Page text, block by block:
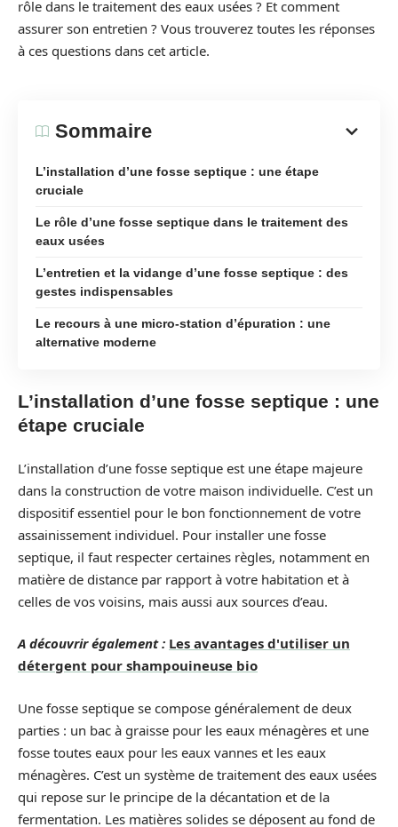
rôle dans le traitement des eaux usées ? Et comment
assurer son entretien ? Vous trouverez toutes les réponses
à ces questions dans cet article.
Sommaire
L’installation d’une fosse septique : une étape
cruciale
Le rôle d’une fosse septique dans le traitement des
eaux usées
L’entretien et la vidange d’une fosse septique : des
gestes indispensables
Le recours à une micro-station d’épuration : une
alternative moderne
L’installation d’une fosse septique : une
étape cruciale
L’installation d’une fosse septique est une étape majeure
dans la construction de votre maison individuelle. C’est un
dispositif essentiel pour le bon fonctionnement de votre
assainissement individuel. Pour installer une fosse
septique, il faut respecter certaines règles, notamment en
matière de distance par rapport à votre habitation et à
celles de vos voisins, mais aussi aux sources d’eau.
A découvrir également : Les avantages d'utiliser un
détergent pour shampouineuse bio
Une fosse septique se compose généralement de deux
parties : un bac à graisse pour les eaux ménagères et une
fosse toutes eaux pour les eaux vannes et les eaux
ménagères. C’est un système de traitement des eaux usées
qui repose sur le principe de la décantation et de la
fermentation. Les matières solides se déposent au fond de